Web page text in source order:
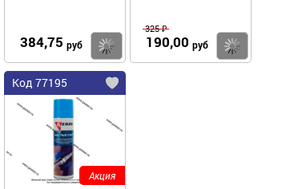
384,75 руб Купить
325 ₽
190,00 руб
Код 77195
Акция